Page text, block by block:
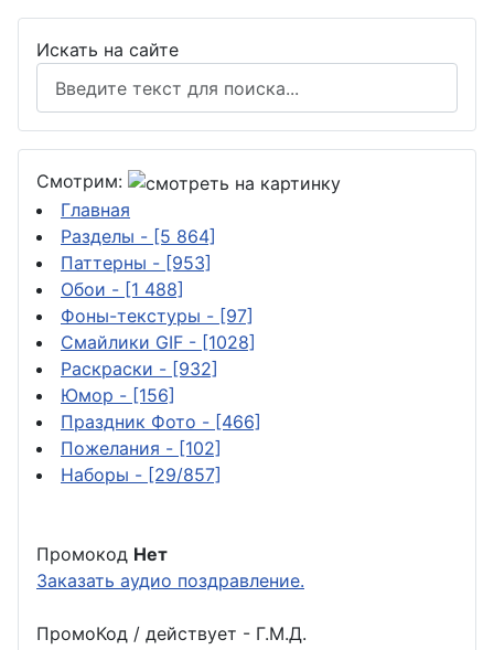
Искать на сайте
Смотрим:
Главная
Разделы - [5 864]
Паттерны - [953]
Обои - [1 488]
Фоны-текстуры - [97]
Смайлики GIF - [1028]
Раскраски - [932]
Юмор - [156]
Праздник Фото - [466]
Пожелания - [102]
Наборы - [29/857]
Промокод Нет
Заказать аудио поздравление.
ПромоКод / действует - Г.М.Д.